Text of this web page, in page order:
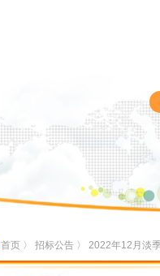
首页 〉 招标公告 〉 2022年12月淡